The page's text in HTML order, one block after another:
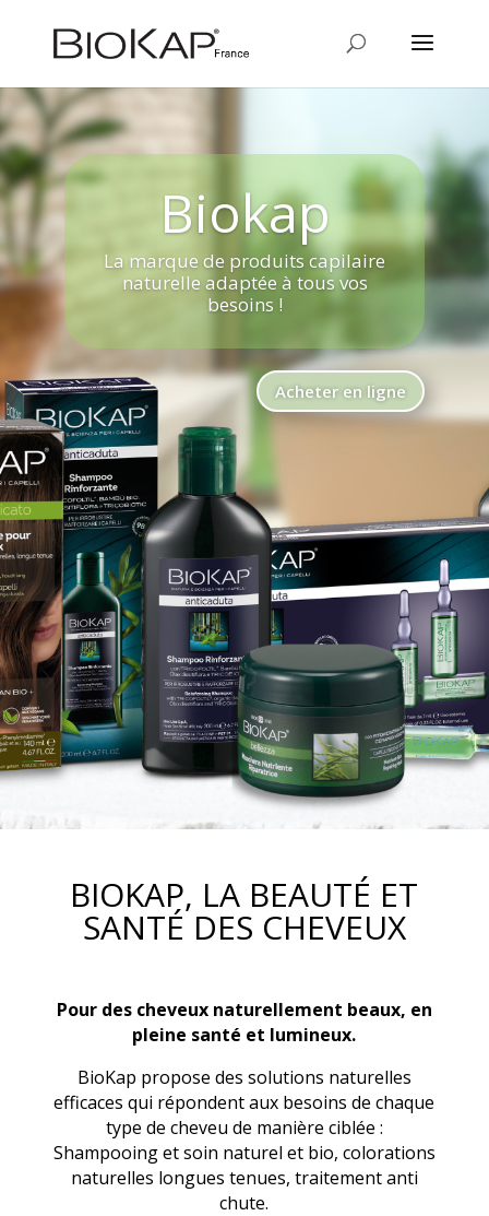
Biokap
La marque de produits capilaire
naturelle adaptée à tous vos
besoins !
Acheter en ligne
BIOKAP, LA BEAUTÉ ET
SANTÉ DES CHEVEUX
Pour des cheveux naturellement beaux, en
pleine santé et lumineux.
BioKap propose des solutions naturelles
efficaces qui répondent aux besoins de chaque
type de cheveu de manière ciblée :
Shampooing et soin naturel et bio, colorations
naturelles longues tenues, traitement anti
chute.